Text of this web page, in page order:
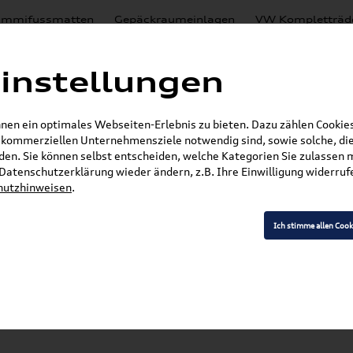
Gepäckraumeinlagen VW
Lackierungen
E-Mail
Produkte » Audi Original Teile »
ein optimales Webseiten-Erlebnis zu bieten. Dazu zählen
Unternehmensziele notwendig sind, sowie solche,
Sie können selbst entscheiden, welche Kategorien Sie zulassen
wieder ändern, z.B. Ihre Einwilligung
.
Ich stimme allen